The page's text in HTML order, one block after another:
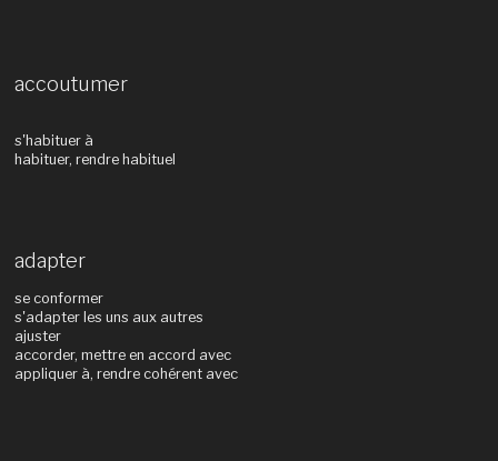
accoutumer
s'habituer à
habituer, rendre habituel
adapter
se conformer
s'adapter les uns aux autres
ajuster
accorder, mettre en accord avec
appliquer à, rendre cohérent avec